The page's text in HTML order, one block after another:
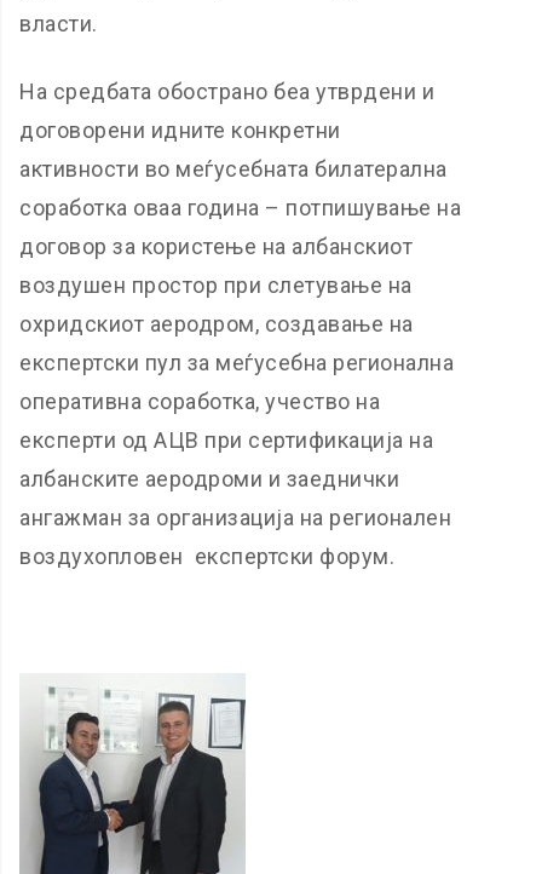
власти.
На средбата обострано беа утврдени и
договорени идните конкретни
активности во меѓусебната билатерална
соработка оваа година – потпишување на
договор за користење на албанскиот
воздушен простор при слетување на
охридскиот аеродром, создавање на
експертски пул за меѓусебна регионална
оперативна соработка, учество на
експерти од АЦВ при сертификација на
албанските аеродроми и заеднички
ангажман за организација на регионален
воздухопловен експертски форум.